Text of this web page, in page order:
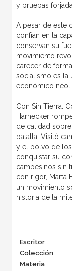
y pruebas
A pesar de este
confían en la
conservan su
movimiento
carecer de
socialismo es la
económico
Con Sin Tierra.
Harnecker
de calidad
batalla. Visitó
y el polvo de los
conquistar su
campesinos sin
con rigor, Marta
un movimiento
historia de la
Escritor
Colección
Materia